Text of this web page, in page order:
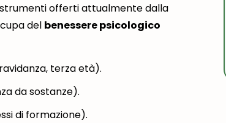
offerti attualmente dalla
del benessere psicologico
terza età).
da sostanze).
di formazione).